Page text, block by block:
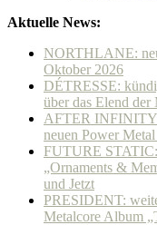
Aktuelle News:
NORTHLANE:
Oktober 2026
DÉTRESSE:
über das Elend der
AFTER
neuen Power
FUTURE
„Ornaments &
und Jetzt
PRESIDENT:
Metalcore Album